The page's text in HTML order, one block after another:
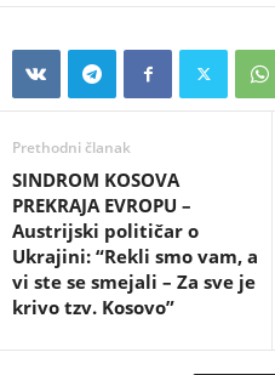
Prethodni članak
SINDROM KOSOVA
PREKRAJA EVROPU –
Austrijski političar o
Ukrajini: “Rekli smo vam, a
vi ste se smejali – Za sve je
krivo tzv. Kosovo”